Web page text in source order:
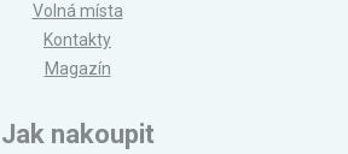
Volná místa
Kontakty
Magazín
Jak nakoupit